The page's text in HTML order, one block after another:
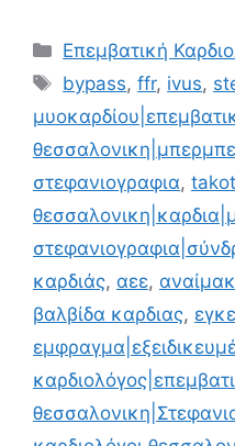
Επεμβατική
bypass,ffr, ivus,
στεφανιογραφια,
καρδιάς, αεε,
βαλβίδα καρδιας,